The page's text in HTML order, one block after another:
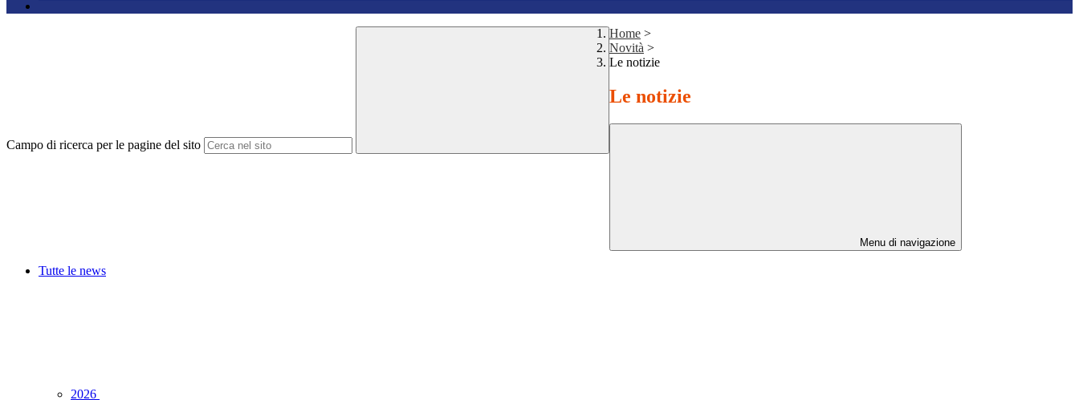
Campo di ricerca per le pagine del sito
Home >
Novità >
Le notizie
Le notizie
Menu di navigazione
Tutte le news
2026